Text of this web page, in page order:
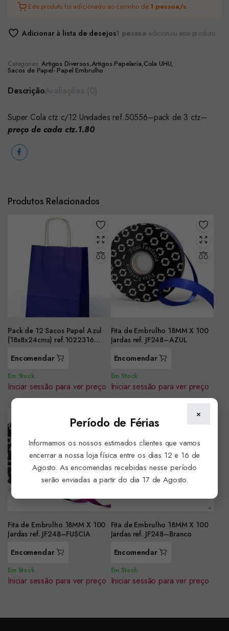
Este produto foi adicionado ao carrinho de 1 pessoa/s .
Adicionar à lista de desejos1 pessoa adicionou este produto
Categorias: Artigos Diversos,Artigos Papelaria,Cola UHU,
Sacos de Papel- Papel Embrulho
Descrição
Super Cola ctz c/12 Unidades ref.50556–pack de 3 ctz–
preço de cada ctz.1.80
Produtos Relacionados
Pack de 12 Sacos Papel Azul
(18x8x24cms) ref.1022316
Encomendar
Em Stock
Iniciar sessão para ver preço
Fita de Embrulho 18MM X 100
Jardas ref. JF248–AZUL
Encomendar
Em Stock
Iniciar sessão para ver preço
Fita de Embrulho 18MM X 100
Jardas ref. JF248–FUSCIA
Encomendar
Em Stock
Iniciar sessão para ver preço
Fita de Embrulho 18MM X 100
Jardas ref. JF248–Branco
Encomendar
Em Stock
Iniciar sessão para ver preço
×
Período de Férias
Informamos os nossos estimados clientes que vamos
encerrar a nossa loja física entre os dias 12 e 16 de
Agosto. As encomendas recebidas nesse período
serão enviadas a partir do dia 17 de Agosto.